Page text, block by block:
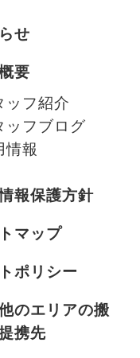
せ
要
ッフ紹介
ッフブログ
情報
報保護方針
マップ
ポリシー
のエリアの搬
携先